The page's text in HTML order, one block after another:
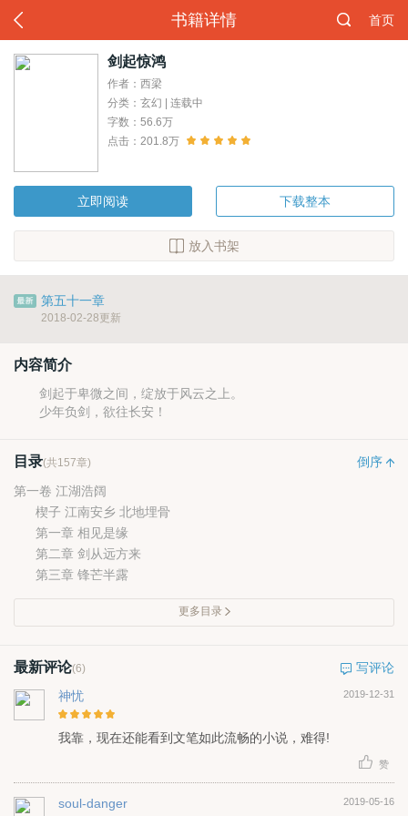
书籍详情 首页
剑起惊鸿
作者：西梁
分类：玄幻 | 连载中
字数：56.6万
点击：201.8万
立即阅读 下载整本
放入书架
第五十一章
2018-02-28更新
内容简介
剑起于卑微之间，绽放于风云之上。
少年负剑，欲往长安！
目录(共157章)
倒序
第一卷 江湖浩阔
楔子 江南安乡 北地埋骨
第一章 相见是缘
第二章 剑从远方来
第三章 锋芒半露
更多目录
最新评论(6)
写评论
神忧
2019-12-31
我靠，现在还能看到文笔如此流畅的小说，难得!
赞
soul-danger 2019-05-16